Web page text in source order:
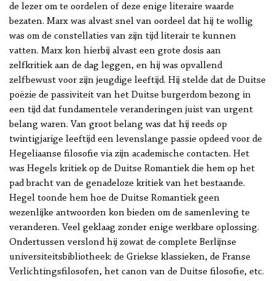
de lezer om te oordelen of deze enige literaire waarde
bezaten. Marx was alvast snel van oordeel dat hij te wollig
was om de constellaties van zijn tijd literair te kunnen
vatten. Marx kon hierbij alvast een grote dosis aan
zelfkritiek aan de dag leggen, en hij was opvallend
zelfbewust voor zijn jeugdige leeftijd. Hij stelde dat de Duitse
poëzie de passiviteit van het Duitse burgerdom bezong in
een tijd dat fundamentele veranderingen juist van urgent
belang waren. Van groot belang was dat hij reeds op
twintigjarige leeftijd een levenslange passie opdeed voor de
Hegeliaanse filosofie via zijn academische contacten. Het
was Hegels kritiek op de Duitse Romantiek die hem op het
pad bracht van de genadeloze kritiek van het bestaande.
Hegel toonde hem hoe de Duitse Romantiek geen
wezenlijke antwoorden kon bieden om de samenleving te
veranderen. Veel geklaag zonder enige werkbare oplossing.
Ondertussen verslond hij zowat de complete Berlijnse
universiteitsbibliotheek: de Griekse klassieken, de Franse
Verlichtingsfilosofen, het canon van de Duitse filosofie, etc.